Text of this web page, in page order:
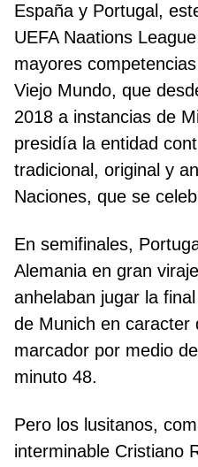
España y Portugal,
UEFA Naations
mayores
Viejo Mundo, que
2018 a instancias de
presidía la entidad
tradicional, original y
Naciones, que se
En semifinales,
Alemania en gran
anhelaban jugar la
de Munich en caracter
marcador por medio
minuto 48.
Pero los lusitanos,
interminable Cristiano